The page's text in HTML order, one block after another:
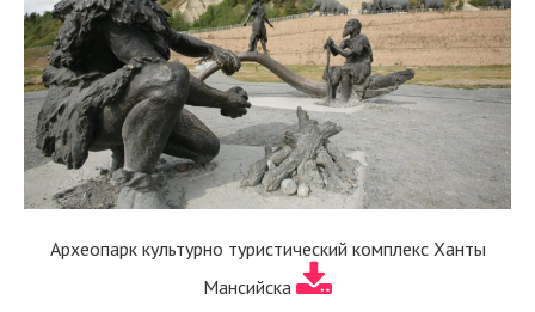
Археопарк культурно туристический комплекс Ханты
Мансийска